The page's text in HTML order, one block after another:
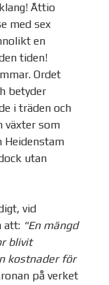
Åttio
med sex
en
tiden!
Ordet
betyder
i träden och
växter som
Heidenstam
utan
vid
att: "En mängd
blivit
kostnader för
på verket